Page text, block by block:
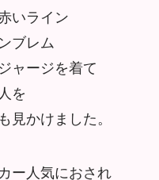
いライン
ブレム
ャージを着て
を
見かけました。
ー人気におされ